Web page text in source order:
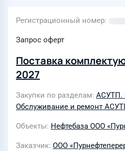
Регистрационный номер
Запрос оферт
Поставка
2027
Закупки по разделам АСУТП.
Обслуживание и ремонт
Объекты Нефтебаза ООО
Заказчик ООО